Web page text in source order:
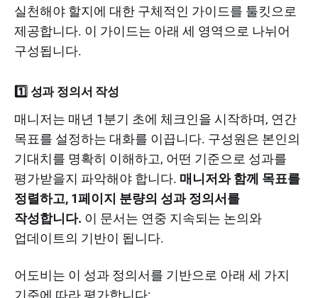
실천해야 할지에 대한 구체적인 가이드를 툴킷으로
제공합니다. 이 가이드는 아래 세 영역으로 나뉘어
구성됩니다.
1️⃣ 성과 정의서 작성
매니저는 매년 1분기 초에 체크인을 시작하며, 연간
목표를 설정하는 대화를 이끕니다. 구성원은 본인의
기대치를 명확히 이해하고, 어떤 기준으로 성과를
평가받을지 파악해야 합니다. 매니저와 함께 목표를
정렬하고, 1페이지 분량의 성과 정의서를
작성합니다. 이 문서는 연중 지속되는 논의와
업데이트의 기반이 됩니다.
어도비는 이 성과 정의서를 기반으로 아래 세 가지
기준에 따라 평가합니다: